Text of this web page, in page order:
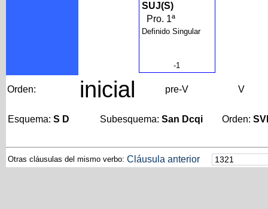
SUJ(S)
Pro. 1ª
Definido Singular
-1
Orden: inicial pre-V V
Esquema: S D Subesquema: San Dcqi Orden:
Otras cláusulas del mismo verbo: Cláusula anterior